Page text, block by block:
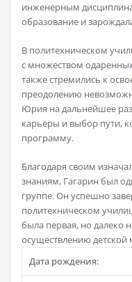
инженерным
образование и
В политехническом
с множеством
также стремились к
преодолению
Юрия на дальнейшее
карьеры и выбор пути,
программу.
Благодаря своим
знаниям, Гагарин был
группе. Он успешно
политехническом
была первая, но далеко
осуществлению детской
Дата рождения: